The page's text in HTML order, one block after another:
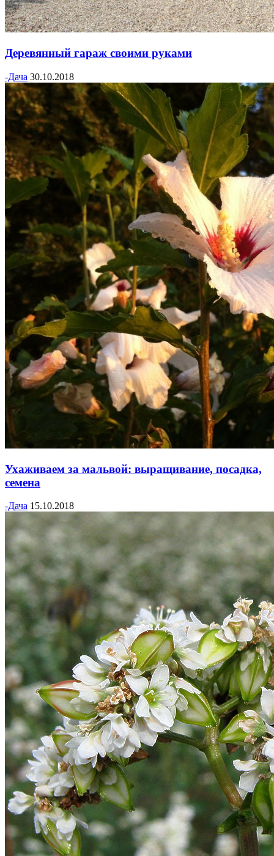
Деревянный гараж своими руками
-Дача 30.10.2018
Ухаживаем за мальвой: выращивание, посадка,
семена
-Дача 15.10.2018